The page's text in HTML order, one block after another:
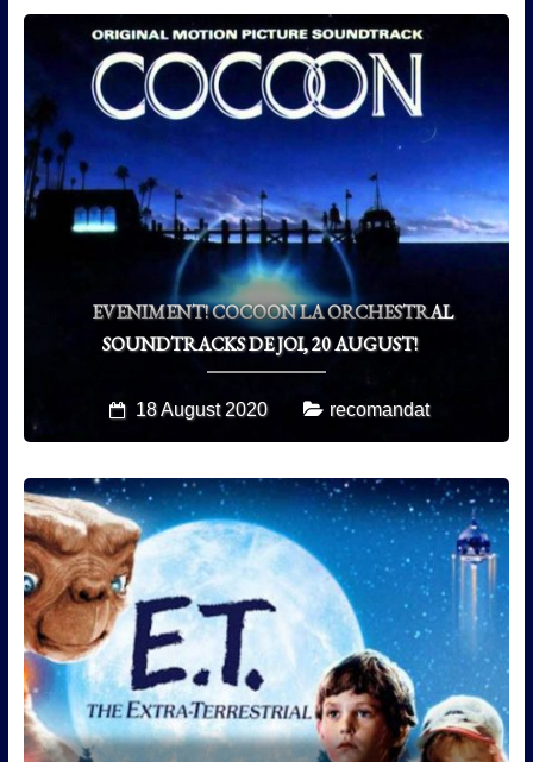
EVENIMENT! COCOON LA ORCHESTRAL
SOUNDTRACKS DE JOI, 20 AUGUST!
18 August 2020 recomandat